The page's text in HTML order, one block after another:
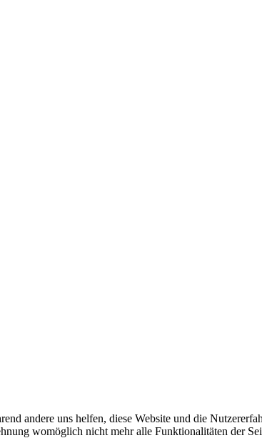
andere uns helfen, diese Website und die
womöglich nicht mehr alle Funktionalitäten der